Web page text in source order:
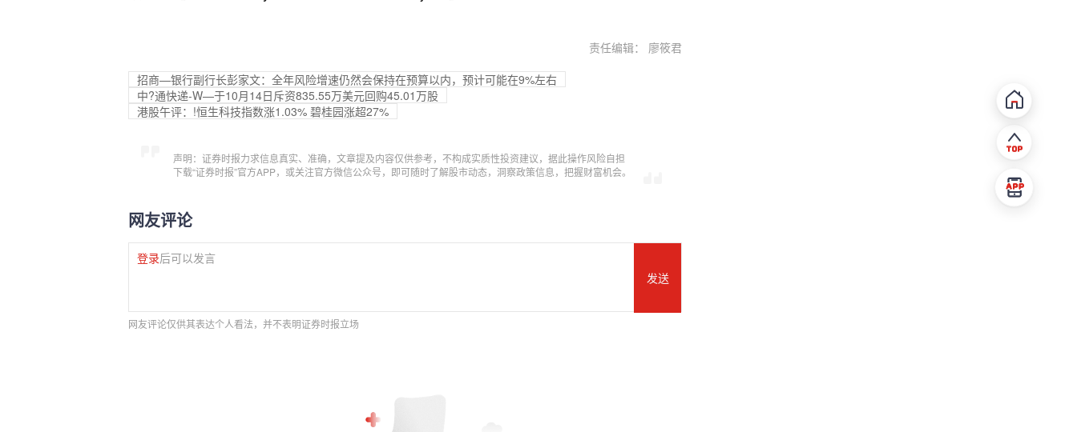
责任编辑： 廖筱君
招商—银行副行长彭家文：全年风险增速仍然会保持在预算以内，预计可能在9%左右
中?通快递-W—于10月14日斥资835.55万美元回购45.01万股
港股午评：!恒生科技指数涨1.03% 碧桂园涨超27%
声明：证券时报力求信息真实、准确，文章提及内容仅供参考，不构成实质性投资建议，据此操作风险自担
下载“证券时报”官方APP，或关注官方微信公众号，即可随时了解股市动态，洞察政策信息，把握财富机会。
网友评论
登录后可以发言
发送
网友评论仅供其表达个人看法，并不表明证券时报立场